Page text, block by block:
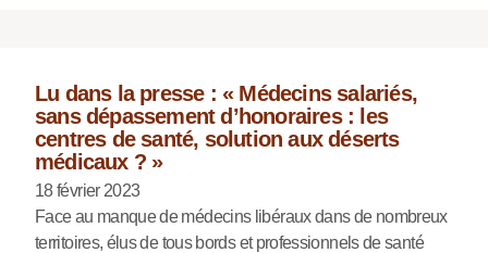
Lu dans la presse : « Médecins salariés,
sans dépassement d’honoraires : les
centres de santé, solution aux déserts
médicaux ? »
18 février 2023
Face au manque de médecins libéraux dans de nombreux
territoires, élus de tous bords et professionnels de santé